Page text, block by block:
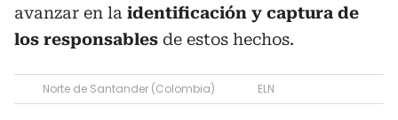
avanzar en la identificación y captura de
los responsables de estos hechos.
Norte de Santander (Colombia) ELN